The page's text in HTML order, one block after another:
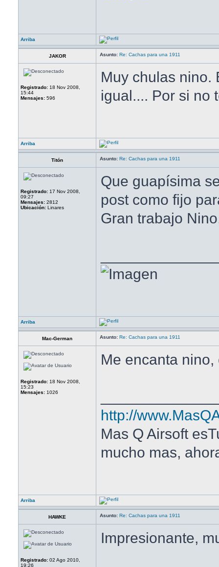
Arriba
JAKOR Asunto: Re: Cachas para una 1911
Registrado: 18 Nov 2008,
15:44
Mensajes: 596
Muy chulas nino.
igual.... Por si no
Arriba
Titón Asunto: Re: Cachas para una 1911
Registrado: 17 Nov 2008,
09:27
Mensajes: 2812
Ubicación: Linares
Que guapísima
post como fijo
Gran trabajo
Arriba
Mac-German Asunto: Re: Cachas para una 1911
Registrado: 18 Nov 2008,
15:23
Mensajes: 1026
Me encanta
http://
Mas Q Airsoft
mucho mas,
Arriba
HAWKE Asunto: Re: Cachas para una 1911
Registrado: 02 Ago 2010,
19:26
Impresionante,